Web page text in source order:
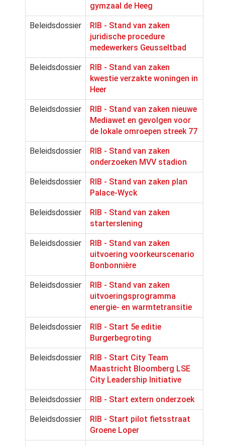
gymzaal de Heeg
Beleidsdossier
RIB - Stand van zaken
juridische procedure
medewerkers Geusseltbad
Beleidsdossier
RIB - Stand van zaken
kwestie verzakte woningen in
Heer
Beleidsdossier
RIB - Stand van zaken nieuwe
Mediawet en gevolgen voor
de lokale omroepen streek 77
Beleidsdossier
RIB - Stand van zaken
onderzoeken MVV stadion
Beleidsdossier
RIB - Stand van zaken plan
Palace-Wyck
Beleidsdossier
RIB - Stand van zaken
starterslening
Beleidsdossier
RIB - Stand van zaken
uitvoering voorkeurscenario
Bonbonnière
Beleidsdossier
RIB - Stand van zaken
uitvoeringsprogramma
energie- en warmtetransitie
Beleidsdossier
RIB - Start 5e editie
Burgerbegroting
Beleidsdossier
RIB - Start City Team
Maastricht Bloomberg LSE
City Leadership Initiative
Beleidsdossier RIB - Start extern onderzoek
Beleidsdossier
RIB - Start pilot fietsstraat
Groene Loper